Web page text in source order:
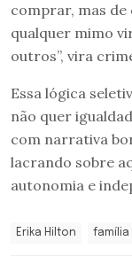
comprar, mas de
qualquer mimo
outros”, vira
Essa lógica
não quer
com narrativa
lacrando sobre
autonomia e
Erika Hilton família